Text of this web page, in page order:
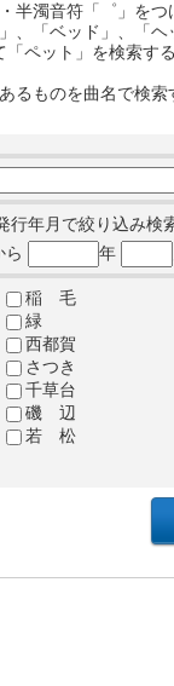
半濁音符「゜」を
、「ベッド」、「
「ペット」を検索
るものを曲名で検
行年月で絞り込み検
ら 年
稲 毛
緑
西都賀
さつき
千草台
磯 辺
若 松